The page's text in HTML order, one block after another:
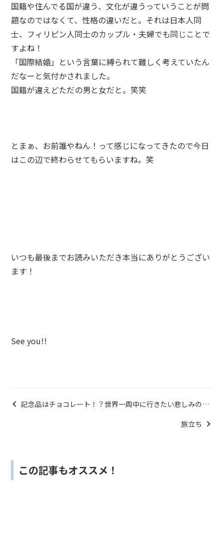
国籍や住んでる国が違う、文化が違うっていうことが問
題なのではなくて、性格の違いだと。それは日本人同
士、フィリピン人同士のカップル・夫婦でも同じことで
すよね！
「国際結婚」という言葉に縛られて難しく考えていたん
だなーと気付かされました。
国籍が違えどただの男と女だと。笑笑
とまぁ、お前誰やねん！って感じになってきたので今日
はこの辺で終わらせてもらいますね。笑
いつも最後までお読みいただき本当にありがとうござい
ます！
See you!!
記念品はチョコレート！？世界一周中に行きたい悲しみのダ
旅立ち
この記事もオススメ！